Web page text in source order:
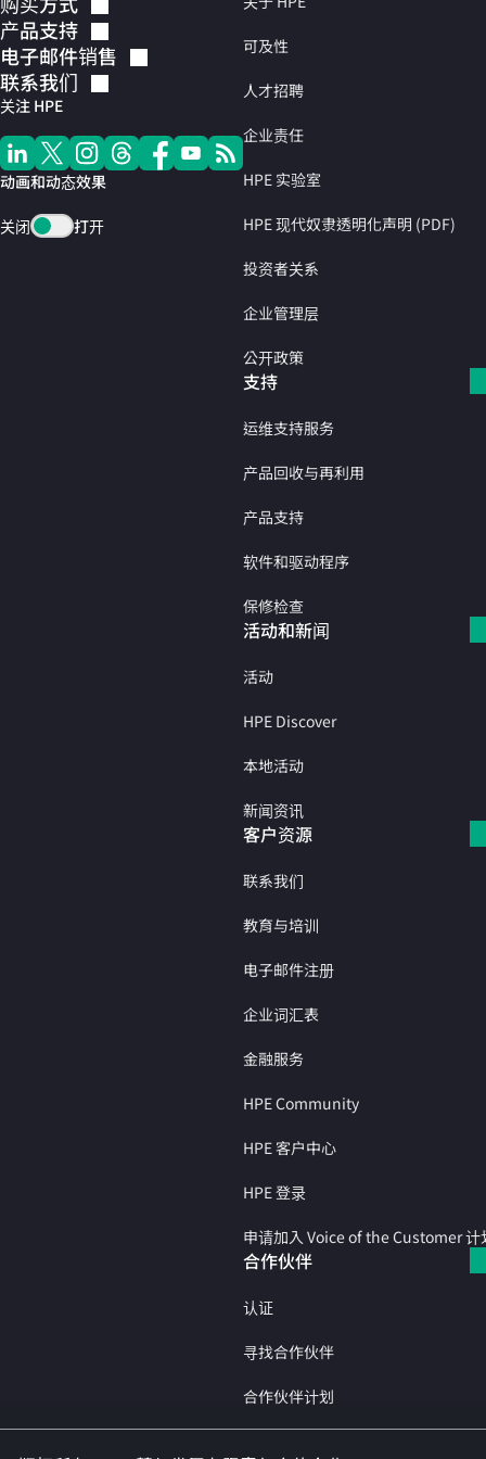
产品支持
电子邮件销售
联系我们
关注 HPE
动画和动态效果
关闭 打开
可及性
人才招聘
企业责任
HPE 实验室
HPE 现代奴隶透明化声明 (PDF)
投资者关系
企业管理层
公开政策
支持
运维支持服务
产品回收与再利用
产品支持
软件和驱动程序
保修检查
活动和新闻
活动
HPE Discover
本地活动
新闻资讯
客户资源
联系我们
教育与培训
电子邮件注册
企业词汇表
金融服务
HPE Community
HPE 客户中心
HPE 登录
申请加入 Voice of the Customer 计
合作伙伴
认证
寻找合作伙伴
合作伙伴计划